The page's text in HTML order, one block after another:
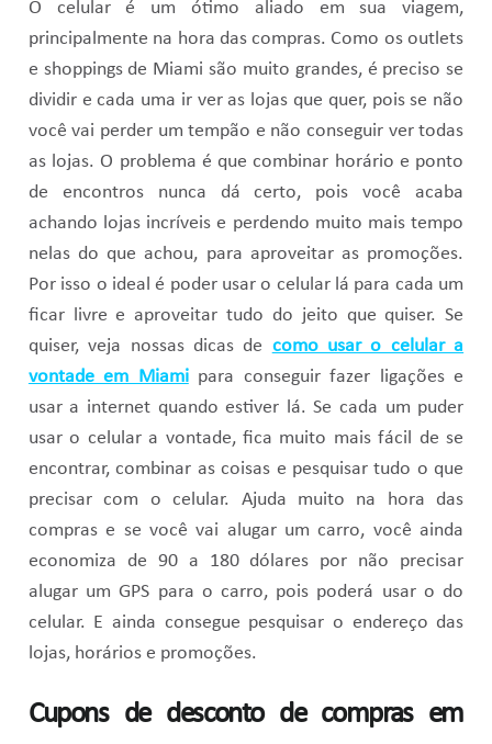
O celular é um ótimo aliado em sua viagem,
principalmente na hora das compras. Como os outlets
e shoppings de Miami são muito grandes, é preciso se
dividir e cada uma ir ver as lojas que quer, pois se não
você vai perder um tempão e não conseguir ver todas
as lojas. O problema é que combinar horário e ponto
de encontros nunca dá certo, pois você acaba
achando lojas incríveis e perdendo muito mais tempo
nelas do que achou, para aproveitar as promoções.
Por isso o ideal é poder usar o celular lá para cada um
ficar livre e aproveitar tudo do jeito que quiser. Se
quiser, veja nossas dicas de como usar o celular a
vontade em Miamipara conseguir fazer ligações e
usar a internet quando estiver lá. Se cada um puder
usar o celular a vontade, fica muito mais fácil de se
encontrar, combinar as coisas e pesquisar tudo o que
precisar com o celular. Ajuda muito na hora das
compras e se você vai alugar um carro, você ainda
economiza de 90 a 180 dólares por não precisar
alugar um GPS para o carro, pois poderá usar o do
celular. E ainda consegue pesquisar o endereço das
lojas, horários e promoções.
Cupons de desconto de compras em